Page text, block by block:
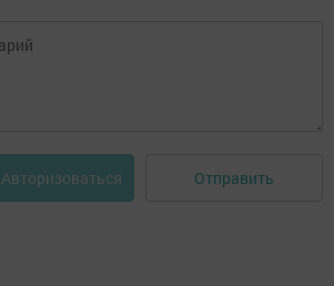
Авторизоваться Отправить